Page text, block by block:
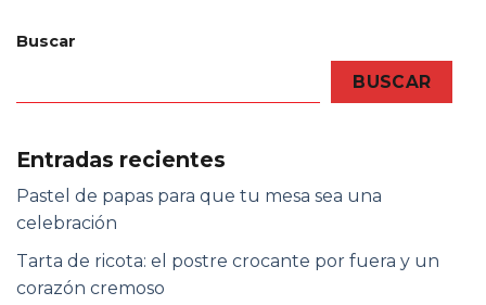
Buscar
BUSCAR
Entradas recientes
Pastel de papas para que tu mesa sea una
celebración
Tarta de ricota: el postre crocante por fuera y un
corazón cremoso